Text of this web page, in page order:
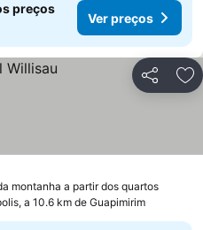
preços
Ver preços
Partilhar
montanha a partir dos quartos
a 10.6 km de Guapimirim